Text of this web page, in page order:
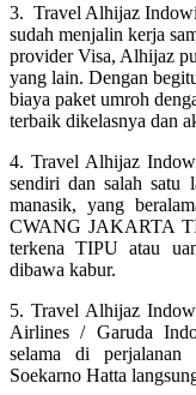
3. Travel Alhijaz
sudah menjalin kerja
provider Visa, Alhijaz
yang lain. Dengan
biaya paket umroh
terbaik dikelasnya dan
4. Travel Alhijaz
sendiri dan salah satu
manasik, yang
CWANG JAKARTA
terkena TIPU atau
dibawa kabur.
5. Travel Alhijaz
Airlines / Garuda
selama di perjalanan
Soekarno Hatta